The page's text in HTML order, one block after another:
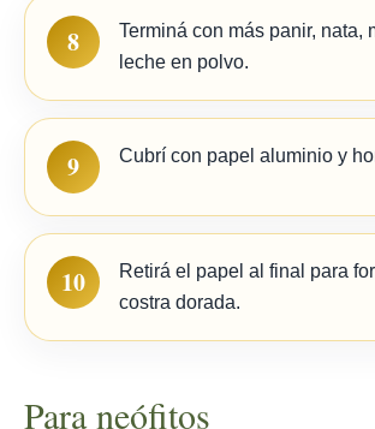
8
Terminá con más panir, nata,
leche en polvo.
9 Cubrí con papel aluminio y
10
Retirá el papel al final para
costra dorada.
Para neófitos